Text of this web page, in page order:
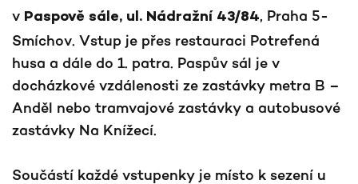
v Paspově sále, ul. Nádražní 43/84, Praha 5-
Smíchov. Vstup je přes restauraci Potrefená
husa a dále do 1. patra. Paspův sál je v
docházkové vzdálenosti ze zastávky metra B –
Anděl nebo tramvajové zastávky a autobusové
zastávky Na Knížecí.
Součástí každé vstupenky je místo k sezení u